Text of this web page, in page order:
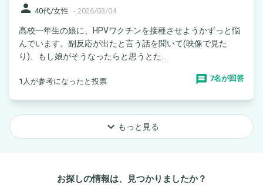
person 40代/女性 - 2026/03/04
高校一年生の娘に、HPVワクチンを接種させようかずっと悩
んでいます。副反応が出たと言う話を聞いて(映像で見た
り)、もし娘がそうなったらと思うとた...
1人が参考になったと投票 7名が回答
keyboard_arrow_down もっと見る
お探しの情報は、見つかりましたか？